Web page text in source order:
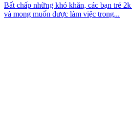
Bất chấp những khó khăn, các bạn trẻ
và mong muốn được làm việc trong...